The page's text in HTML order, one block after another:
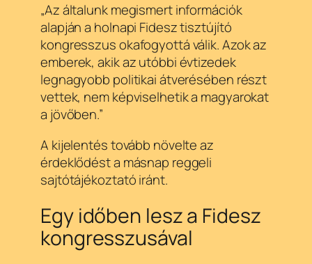
„Az általunk megismert információk
alapján a holnapi Fidesz tisztújító
kongresszus okafogyottá válik. Azok az
emberek, akik az utóbbi évtizedek
legnagyobb politikai átverésében részt
vettek, nem képviselhetik a magyarokat
a jövőben.”
A kijelentés tovább növelte az
érdeklődést a másnap reggeli
sajtótájékoztató iránt.
Egy időben lesz a Fidesz
kongresszusával